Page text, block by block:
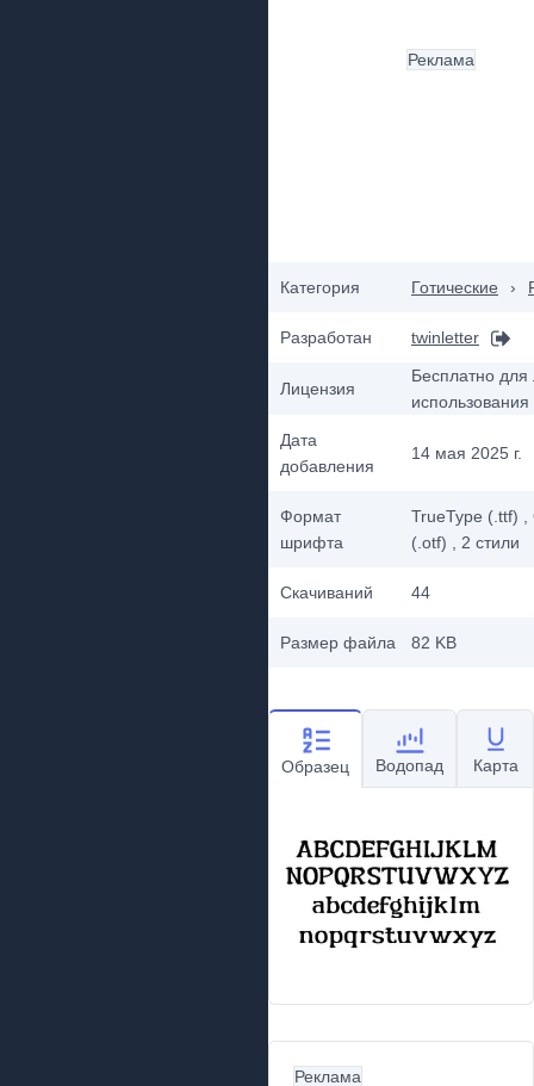
Категория Готические ›
Разработан twinletter
Лицензия
Бесплатно для
использования
Дата
добавления
14 мая 2025 г.
Формат
шрифта
TrueType (.ttf)
(.otf) , 2 стили
Скачиваний 44
Размер файла 82 KB
Реклама
Образец Водопад Карта
Реклама